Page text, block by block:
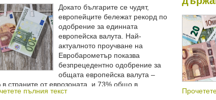
Докато българите се чудят,
европейците бележат рекорд по
одобрение за единната
европейска валута. Най-
актуалното проучване на
Евробарометър показва
безпрецедентно одобрение за
общата европейска валута –
в страните от еврозоната, и 73% общо в
от ЕС.
пълния текст
в